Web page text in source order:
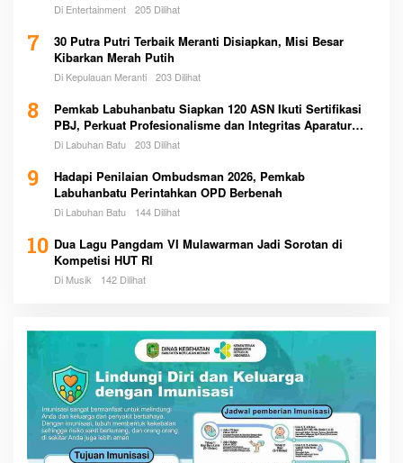
Di Entertainment 205 Dilihat
7
30 Putra Putri Terbaik Meranti Disiapkan, Misi Besar
Kibarkan Merah Putih
Di Kepulauan Meranti 203 Dilihat
8
Pemkab Labuhanbatu Siapkan 120 ASN Ikuti Sertifikasi
PBJ, Perkuat Profesionalisme dan Integritas Aparatur
Pemerintah
Di Labuhan Batu 203 Dilihat
9
Hadapi Penilaian Ombudsman 2026, Pemkab
Labuhanbatu Perintahkan OPD Berbenah
Di Labuhan Batu 144 Dilihat
10 Dua Lagu Pangdam VI Mulawarman Jadi Sorotan di
Kompetisi HUT RI
Di Musik 142 Dilihat